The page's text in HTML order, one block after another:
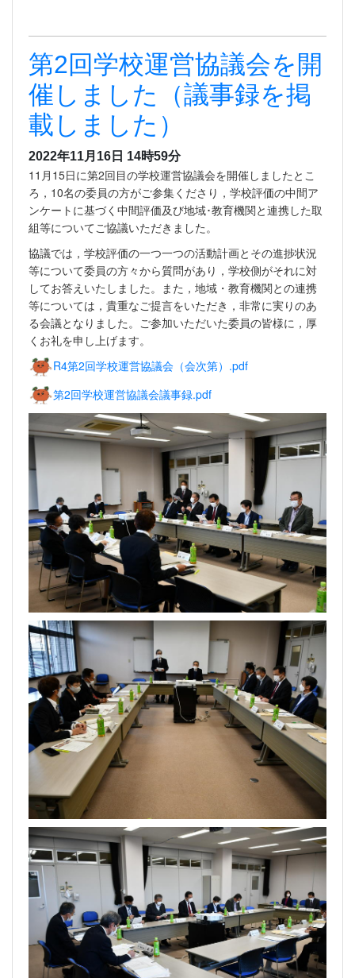
第2回学校運営協議会を開
催しました（議事録を掲
載しました）
2022年11月16日 14時59分
11月15日に第2回目の学校運営協議会を開催しましたとこ
ろ，10名の委員の方がご参集くださり，学校評価の中間ア
ンケートに基づく中間評価及び地域･教育機関と連携した取
組等についてご協議いただきました。
協議では，学校評価の一つ一つの活動計画とその進捗状況
等について委員の方々から質問があり，学校側がそれに対
してお答えいたしました。また，地域・教育機関との連携
等については，貴重なご提言をいただき，非常に実りのあ
る会議となりました。ご参加いただいた委員の皆様に，厚
くお礼を申し上げます。
R4第2回学校運営協議会（会次第）.pdf
第2回学校運営協議会議事録.pdf